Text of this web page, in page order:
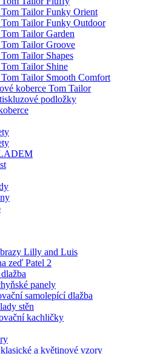
Tailor Funky Orient
Tailor Funky Outdoor
Tailor Garden
Tailor Groove
Tailor Shapes
Tailor Shine
Tailor Smooth Comfort
koberce Tom Tailor
podložky
Lilly and Luis
zeď Patel 2
panely
samolepící dlažba
stěn
kachličky
a květinové vzory